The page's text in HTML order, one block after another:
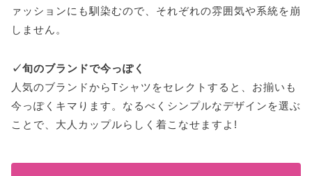
ァッションにも馴染むので、それぞれの雰囲気や系統を崩
しません。
✓旬のブランドで今っぽく
人気のブランドからTシャツをセレクトすると、お揃いも
今っぽくキマります。なるべくシンプルなデザインを選ぶ
ことで、大人カップルらしく着こなせますよ!